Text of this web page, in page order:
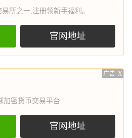
所之一,注册领新手福利。
官网地址
广告 X
加密货币交易平台
官网地址